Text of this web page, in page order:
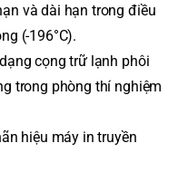
và dài hạn trong điều
(-196°C).
cọng trữ lạnh phôi
trong phòng thí nghiệm
hiệu máy in truyền